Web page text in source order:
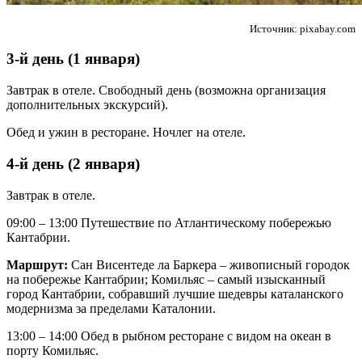
Источник: pixabay.com
3-й день (1 января)
Завтрак в отеле. Свободный день (возможна организация
дополнительных экскурсий).
Обед и ужин в ресторане. Ночлег на отеле.
4-й день (2 января)
Завтрак в отеле.
09:00 – 13:00 Путешествие по Атлантическому побережью
Кантабрии.
Маршрут: Сан Висентеде ла Баркера – живописный городок
на побережье Кантабрии; Комильяс – самый изысканный
город Кантабрии, собравший лучшие шедевры каталанского
модернизма за пределами Каталонии.
13:00 – 14:00 Обед в рыбном ресторане с видом на океан в
порту Комильяс.